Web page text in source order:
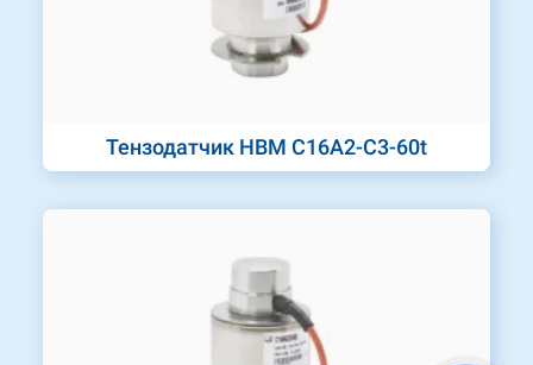
Тензодатчик HBM C16A2-C3-60t